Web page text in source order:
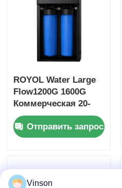
ROYOL Water Large
Flow1200G 1600G
Коммерческая 20-
дюймовая система
обратного осмоса
Big Blue с
Отправить запрос
Vinson